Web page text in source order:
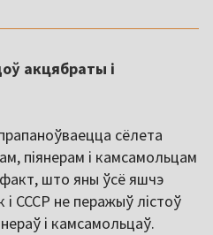
акцябраты і
сёлета
піянерам і камсамольцам
факт, што яны ўсё яшчэ
і СССР не перажыў лістоў
і камсамольцаў.